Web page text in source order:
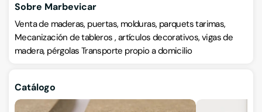
Sobre Marbevicar
Venta de maderas, puertas, molduras, parquets tarimas,
Mecanización de tableros , artículos decorativos, vigas de
madera, pérgolas Transporte propio a domicilio
Catálogo